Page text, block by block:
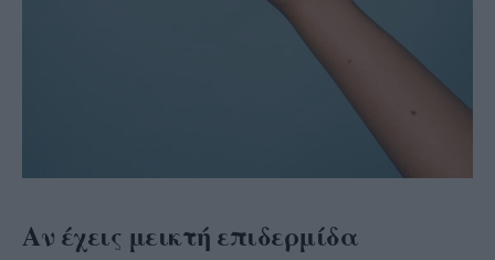
Αν έχεις μεικτή επιδερμίδα